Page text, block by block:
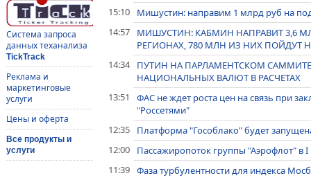
Система запроса
данных теханализа
TickTrack
Реклама и
маркетинговые
услуги
Цены и оферта
Все продукты и
услуги
15:10
Мишустин: направим 1 млрд руб на
14:57
МИШУСТИН: КАБМИН НАПРАВИТ 3,6
РЕГИОНАХ, 780 МЛН ИЗ НИХ ПОЙДУТ
14:34
ПУТИН НА ПАРЛАМЕНТСКОМ
НАЦИОНАЛЬНЫХ ВАЛЮТ В РАСЧЕТАХ
13:51
ФАС не ждет роста цен на связь при
"Россетями"
12:35
Платформа "Гособлако" будет
12:00
Пассажиропоток группы "Аэрофлот" в
11:39 Фаза турбулентности для индекса